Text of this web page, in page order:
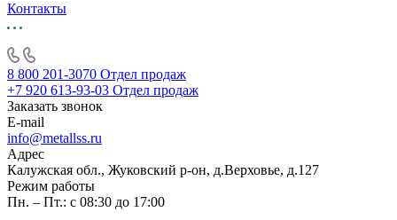
Контакты
8 800 201-3070 Отдел продаж
+7 920 613-93-03 Отдел продаж
Заказать звонок
E-mail
info@metallss.ru
Адрес
Калужская обл., Жуковский р-он, д.Верховье, д.127
Режим работы
Пн. – Пт.: с 08:30 до 17:00